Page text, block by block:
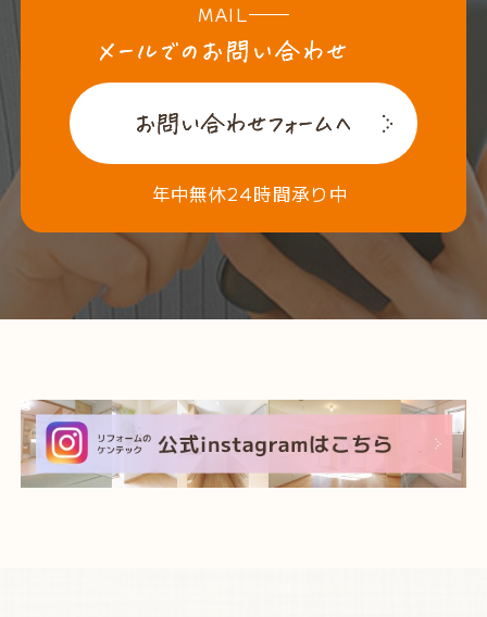
MAIL
年中無休24時間承り中